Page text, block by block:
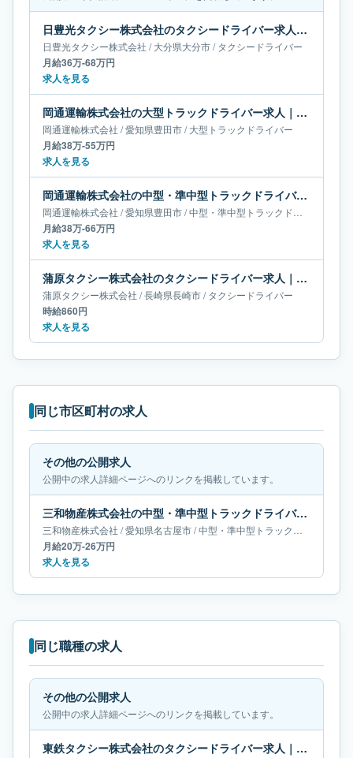
日豊光タクシー株式会社のタクシードライバー求人｜大分県大分市｜月給36万-68万円
日豊光タクシー株式会社 /大分県大分市/タクシードライバー
月給36万-68万円
求人を見る
岡通運輸株式会社の大型トラックドライバー求人｜愛知県豊田市｜月給38万-55万円
岡通運輸株式会社 /愛知県豊田市/大型トラックドライバー
月給38万-55万円
求人を見る
岡通運輸株式会社の中型・準中型トラックドライバー求人｜愛知県豊田市｜月給38万-66万円
岡通運輸株式会社 /愛知県豊田市/中型・準中型トラックドライバー
月給38万-66万円
求人を見る
蒲原タクシー株式会社のタクシードライバー求人｜長崎県長崎市
蒲原タクシー株式会社 /長崎県長崎市/タクシードライバー
時給860円
求人を見る
同じ市区町村の求人
その他の公開求人
公開中の求人詳細ページへのリンクを掲載しています。
三和物産株式会社の中型・準中型トラックドライバー求人｜愛知県名古屋市｜月給20万-26万円
三和物産株式会社 /愛知県名古屋市/中型・準中型トラックドライバー
月給20万-26万円
求人を見る
同じ職種の求人
その他の公開求人
公開中の求人詳細ページへのリンクを掲載しています。
東鉄タクシー株式会社のタクシードライバー求人｜岐阜県多治見市｜月給61万円